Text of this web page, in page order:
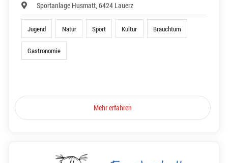
Sportanlage Husmatt, 6424 Lauerz
Jugend Natur Sport Kultur Brauchtum
Gastronomie
Mehr erfahren